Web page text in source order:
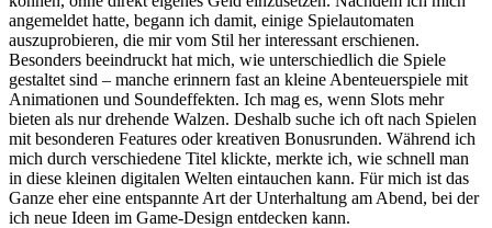
angemeldet hatte, begann ich damit, einige Spielautomaten
auszuprobieren, die mir vom Stil her interessant erschienen.
Besonders beeindruckt hat mich, wie unterschiedlich die Spiele
gestaltet sind – manche erinnern fast an kleine Abenteuerspiele mit
Animationen und Soundeffekten. Ich mag es, wenn Slots mehr
bieten als nur drehende Walzen. Deshalb suche ich oft nach Spielen
mit besonderen Features oder kreativen Bonusrunden. Während ich
mich durch verschiedene Titel klickte, merkte ich, wie schnell man
in diese kleinen digitalen Welten eintauchen kann. Für mich ist das
Ganze eher eine entspannte Art der Unterhaltung am Abend, bei der
ich neue Ideen im Game-Design entdecken kann.